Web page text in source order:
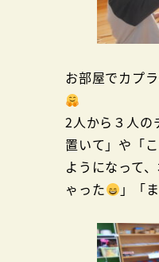
お部屋でカプ
2人から３人の
置いて」や「
ようになって
ゃった
」「